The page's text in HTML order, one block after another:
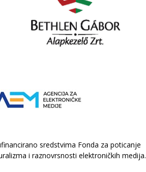
sredstvima Fonda za poticanje
i raznovrsnosti elektroničkih medija.